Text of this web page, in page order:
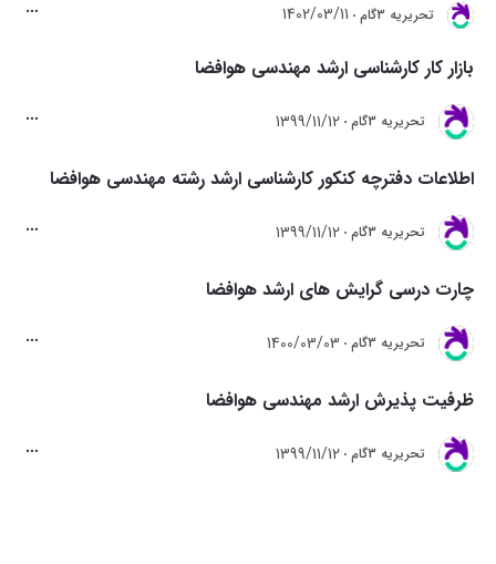
تحريريه 3گام 1402/03/11
بازار کار کارشناسی ارشد مهندسی هوافضا
تحريريه 3گام 1399/11/12
اطلاعات دفترچه کنکور کارشناسی ارشد رشته مهندسی هوافضا
تحريريه 3گام 1399/11/12
چارت درسی گرایش های ارشد هوافضا
تحريريه 3گام 1400/03/03
ظرفیت پذیرش ارشد مهندسی هوافضا
تحريريه 3گام 1399/11/12